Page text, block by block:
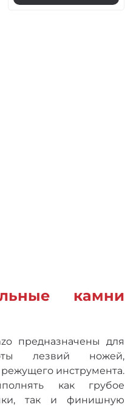
камни
предназначены для
лезвий ножей,
режущего инструмента.
как грубое
так и финишную